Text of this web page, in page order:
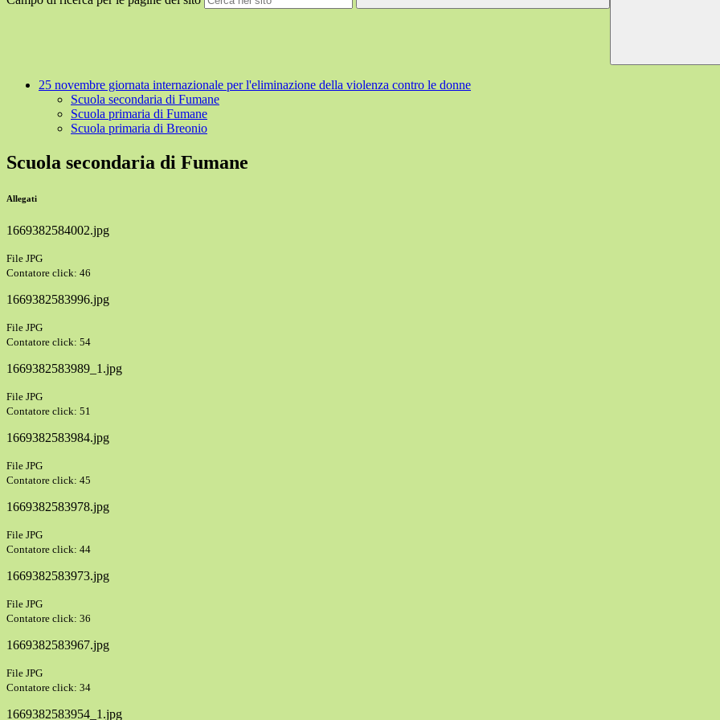
25 novembre giornata internazionale per l'eliminazione della violenza contro le donne
Scuola secondaria di Fumane
Scuola primaria di Fumane
Scuola primaria di Breonio
Scuola secondaria di Fumane
Allegati
1669382584002.jpg
File JPG
Contatore click: 46
1669382583996.jpg
File JPG
Contatore click: 54
1669382583989_1.jpg
File JPG
Contatore click: 51
1669382583984.jpg
File JPG
Contatore click: 45
1669382583978.jpg
File JPG
Contatore click: 44
1669382583973.jpg
File JPG
Contatore click: 36
1669382583967.jpg
File JPG
Contatore click: 34
1669382583954_1.jpg